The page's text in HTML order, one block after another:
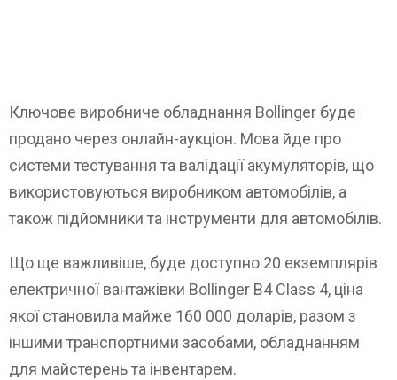
Ключове виробниче обладнання Bollinger буде
продано через онлайн-аукціон. Мова йде про
системи тестування та валідації акумуляторів, що
використовуються виробником автомобілів, а
також підйомники та інструменти для автомобілів.
Що ще важливіше, буде доступно 20 екземплярів
електричної вантажівки Bollinger B4 Class 4, ціна
якої становила майже 160 000 доларів, разом з
іншими транспортними засобами, обладнанням
для майстерень та інвентарем.